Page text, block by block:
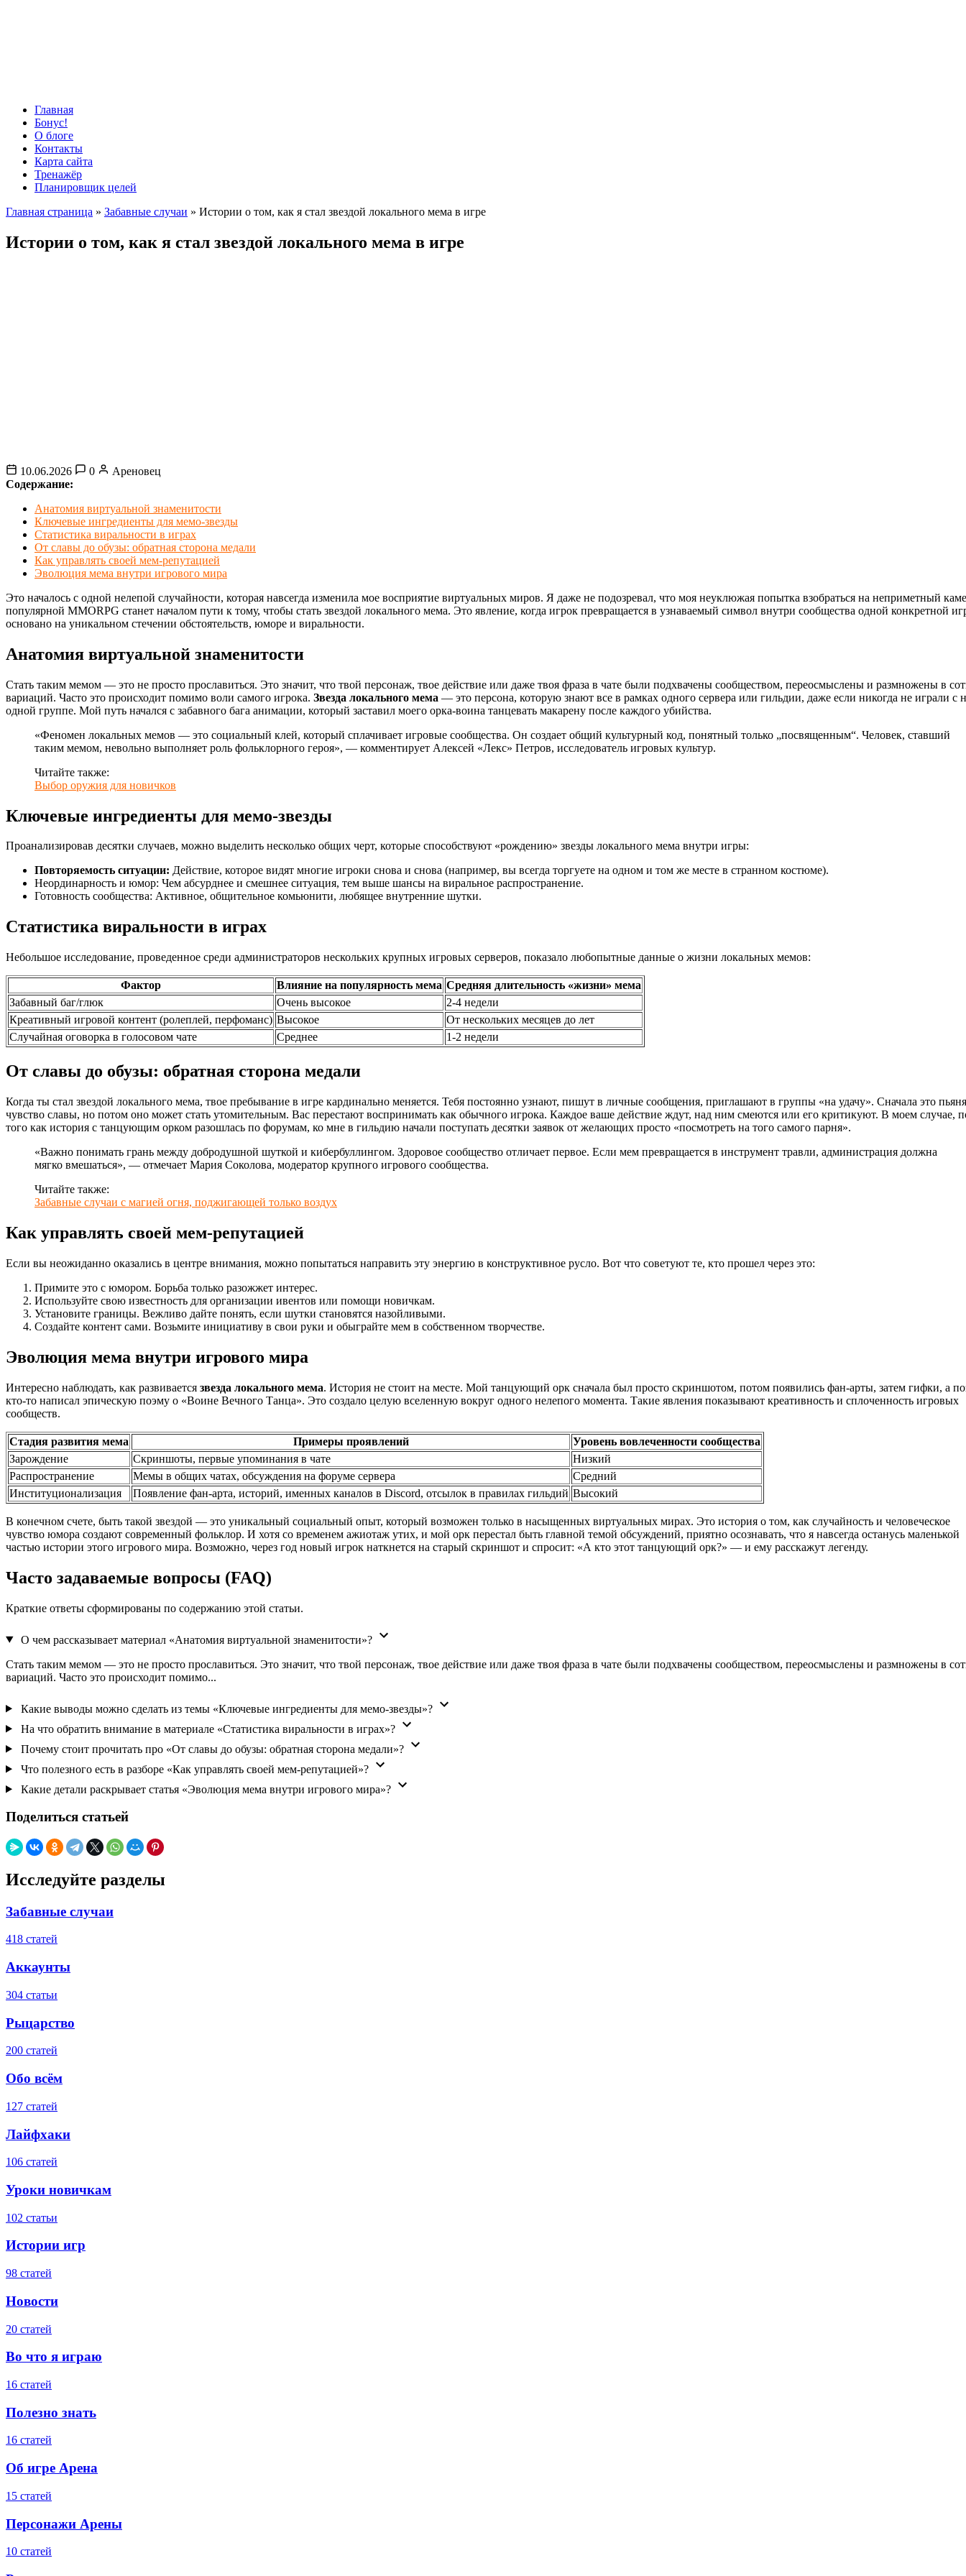
Главная
Бонус!
О блоге
Контакты
Карта сайта
Тренажёр
Планировщик целей
Главная страница » Забавные случаи » Истории о том, как я стал звездой локального мема в игре
Истории о том, как я стал звездой локального мема в игре
10.06.2026 0
Ареновец
Содержание:
Анатомия виртуальной знаменитости
Ключевые ингредиенты для мемо-звезды
Статистика виральности в играх
От славы до обузы: обратная сторона медали
Как управлять своей мем-репутацией
Эволюция мема внутри игрового мира
Это началось с одной нелепой случайности, которая навсегда изменила мое восприятие виртуальных миров. Я даже не подозревал, что моя неуклюжая попытка взобраться на неприметный
популярной MMORPG станет началом пути к тому, чтобы стать звездой локального мема. Это явление, когда игрок превращается в узнаваемый символ внутри сообщества одной конкретной
основано на уникальном стечении обстоятельств, юморе и виральности.
Анатомия виртуальной знаменитости
Стать таким мемом — это не просто прославиться. Это значит, что твой персонаж, твое действие или даже твоя фраза в чате были подхвачены сообществом, переосмыслены и размножены в
вариаций. Часто это происходит помимо воли самого игрока. Звезда локального мема — это персона, которую знают все в рамках одного сервера или гильдии, даже если никогда не играли с
одной группе. Мой путь начался с забавного бага анимации, который заставил моего орка-воина танцевать макарену после каждого убийства.
«Феномен локальных мемов — это социальный клей, который сплачивает игровые сообщества. Он создает общий культурный код, понятный только „посвященным“. Человек, ставший
таким мемом, невольно выполняет роль фольклорного героя», — комментирует Алексей «Лекс» Петров, исследователь игровых культур.
Читайте также:
Выбор оружия для новичков
Ключевые ингредиенты для мемо-звезды
Проанализировав десятки случаев, можно выделить несколько общих черт, которые способствуют «рождению» звезды локального мема внутри игры:
Повторяемость ситуации: Действие, которое видят многие игроки снова и снова (например, вы всегда торгуете на одном и том же месте в странном костюме).
Неординарность и юмор: Чем абсурднее и смешнее ситуация, тем выше шансы на виральное распространение.
Готовность сообщества: Активное, общительное комьюнити, любящее внутренние шутки.
Статистика виральности в играх
Небольшое исследование, проведенное среди администраторов нескольких крупных игровых серверов, показало любопытные данные о жизни локальных мемов:
Фактор Влияние на популярность мема Средняя длительность «жизни» мема
Забавный баг/глюк
Очень высокое
2-4 недели
Креативный игровой контент (ролеплей, перфоманс) Высокое
От нескольких месяцев до лет
Случайная оговорка в голосовом чате
Среднее 1-2 недели
От славы до обузы: обратная сторона медали
Когда ты стал звездой локального мема, твое пребывание в игре кардинально меняется. Тебя постоянно узнают, пишут в личные сообщения, приглашают в группы «на удачу». Сначала это
чувство славы, но потом оно может стать утомительным. Вас перестают воспринимать как обычного игрока. Каждое ваше действие ждут, над ним смеются или его критикуют. В моем случае,
того как история с танцующим орком разошлась по форумам, ко мне в гильдию начали поступать десятки заявок от желающих просто «посмотреть на того самого парня».
«Важно понимать грань между добродушной шуткой и кибербуллингом. Здоровое сообщество отличает первое. Если мем превращается в инструмент травли, администрация должна
мягко вмешаться», — отмечает Мария Соколова, модератор крупного игрового сообщества.
Читайте также:
Забавные случаи с магией огня, поджигающей только воздух
Как управлять своей мем-репутацией
Если вы неожиданно оказались в центре внимания, можно попытаться направить эту энергию в конструктивное русло. Вот что советуют те, кто прошел через это:
Примите это с юмором. Борьба только разожжет интерес.
Используйте свою известность для организации ивентов или помощи новичкам.
Установите границы. Вежливо дайте понять, если шутки становятся назойливыми.
Создайте контент сами. Возьмите инициативу в свои руки и обыграйте мем в собственном творчестве.
Эволюция мема внутри игрового мира
Интересно наблюдать, как развивается звезда локального мема. История не стоит на месте. Мой танцующий орк сначала был просто скриншотом, потом появились фан-арты, затем гифки, а
кто-то написал эпическую поэму о «Воине Вечного Танца». Это создало целую вселенную вокруг одного нелепого момента. Такие явления показывают креативность и сплоченность игровых
сообществ.
Стадия развития мема Примеры проявлений
Уровень вовлеченности сообщества
Зарождение
Скриншоты, первые упоминания в чате
Низкий
Распространение
Мемы в общих чатах, обсуждения на форуме сервера
Средний
Институционализация
Появление фан-арта, историй, именных каналов в Discord, отсылок в правилах гильдий Высокий
В конечном счете, быть такой звездой — это уникальный социальный опыт, который возможен только в насыщенных виртуальных мирах. Это история о том, как случайность и человеческое
чувство юмора создают современный фольклор. И хотя со временем ажиотаж утих, и мой орк перестал быть главной темой обсуждений, приятно осознавать, что я навсегда останусь маленькой
частью истории этого игрового мира. Возможно, через год новый игрок наткнется на старый скриншот и спросит: «А кто этот танцующий орк?» — и ему расскажут легенду.
Часто задаваемые вопросы (FAQ)
Краткие ответы сформированы по содержанию этой статьи.
О чем рассказывает материал «Анатомия виртуальной знаменитости»?
Стать таким мемом — это не просто прославиться. Это значит, что твой персонаж, твое действие или даже твоя фраза в чате были подхвачены сообществом, переосмыслены и размножены в
вариаций. Часто это происходит помимо...
Какие выводы можно сделать из темы «Ключевые ингредиенты для мемо-звезды»?
На что обратить внимание в материале «Статистика виральности в играх»?
Почему стоит прочитать про «От славы до обузы: обратная сторона медали»?
Что полезного есть в разборе «Как управлять своей мем-репутацией»?
Какие детали раскрывает статья «Эволюция мема внутри игрового мира»?
Поделиться статьей
Исследуйте разделы
Забавные случаи
418 статей
Аккаунты
304 статьи
Рыцарство
200 статей
Обо всём
127 статей
Лайфхаки
106 статей
Уроки новичкам
102 статьи
Истории игр
98 статей
Новости
20 статей
Во что я играю
16 статей
Полезно знать
16 статей
Об игре Арена
15 статей
Персонажи Арены
10 статей